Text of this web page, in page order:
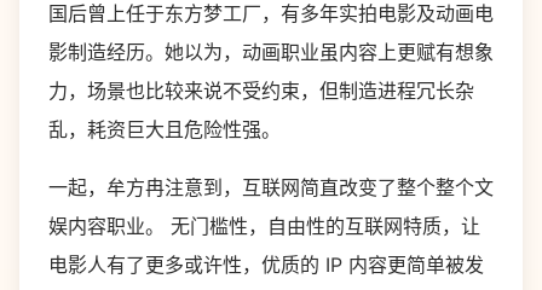
国后曾上任于东方梦工厂，有多年实拍电影及动画电
影制造经历。她以为，动画职业虽内容上更赋有想象
力，场景也比较来说不受约束，但制造进程冗长杂
乱，耗资巨大且危险性强。
一起，牟方冉注意到，互联网简直改变了整个整个文
娱内容职业。 无门槛性，自由性的互联网特质，让
电影人有了更多或许性，优质的 IP 内容更简单被发